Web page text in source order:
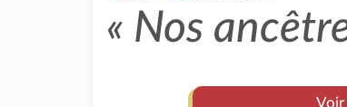
« Nos
Voir